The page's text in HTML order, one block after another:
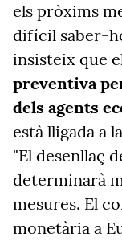
els pròxims
difícil saber-
insisteix que
preventiva
dels agents
està lligada a
"El desenllaç
determinarà
mesures. El
monetària a